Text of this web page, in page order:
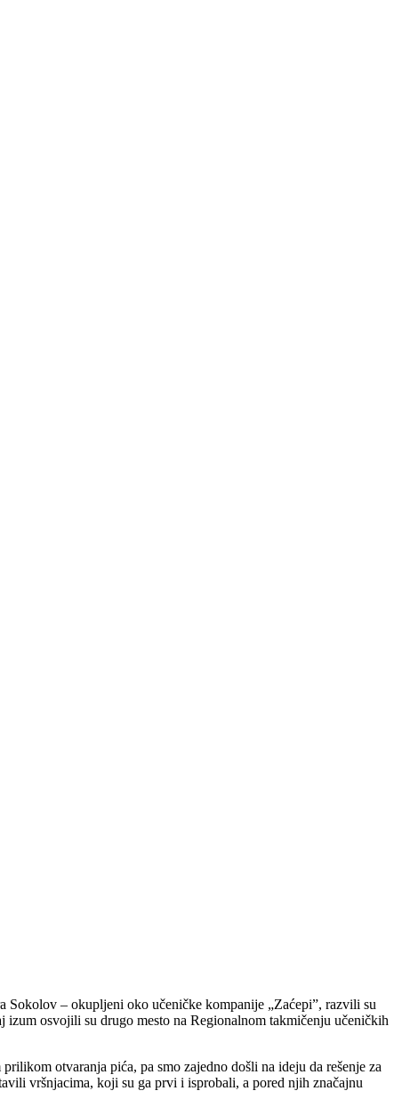
– okupljeni oko učeničke kompanije „Zaćepi”, razvili su
osvojili su drugo mesto na Regionalnom takmičenju učeničkih
otvaranja pića, pa smo zajedno došli na ideju da rešenje za
vršnjacima, koji su ga prvi i isprobali, a pored njih značajnu